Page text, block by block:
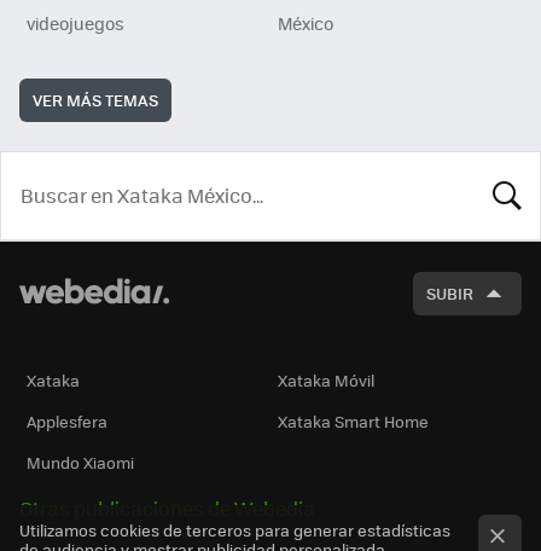
videojuegos
México
VER MÁS TEMAS
SUBIR
Xataka
Xataka Móvil
Applesfera
Xataka Smart Home
Mundo Xiaomi
Otras publicaciones de Webedia
Utilizamos cookies de terceros para generar estadísticas